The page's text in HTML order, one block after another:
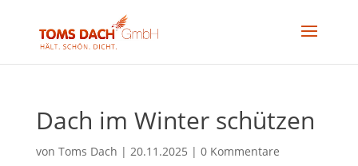
Dach im Winter schützen
von Toms Dach | 20.11.2025 | 0 Kommentare